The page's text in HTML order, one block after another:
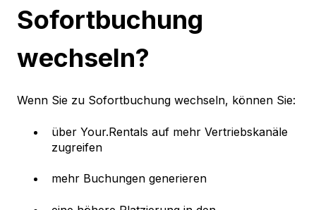
Sofortbuchung
wechseln?
Wenn Sie zu Sofortbuchung wechseln, können Sie:
über Your.Rentals auf mehr Vertriebskanäle
zugreifen
mehr Buchungen generieren